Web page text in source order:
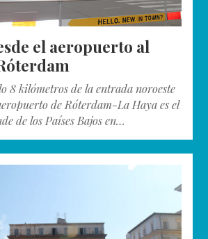
el aeropuerto al
8 kilómetros de la entrada noroeste
de Róterdam-La Haya es el
de los Países Bajos en…